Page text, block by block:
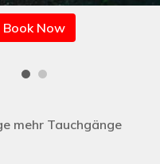
Book Now
mehr Tauchgänge